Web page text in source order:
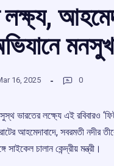
মনসুখ
16, 2025 0
ভারতের লক্ষ্যে এই রবিবারও
আহমেদাবাদে, সবরমতী নদীর
চালান কেন্দ্রীয় মন্ত্রী।